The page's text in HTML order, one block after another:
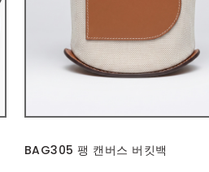
BAG305 팽 캔버스 버킷백